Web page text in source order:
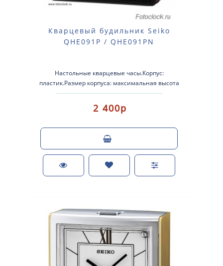
Кварцевый будильник Seiko
QHE091P / QHE091PN
Настольные кварцевые часы.Корпус:
пластик.Размер корпуса: максимальная высота
60мм, максимальная ширина 60мм, глубина
35мм.Буди..
2 400р